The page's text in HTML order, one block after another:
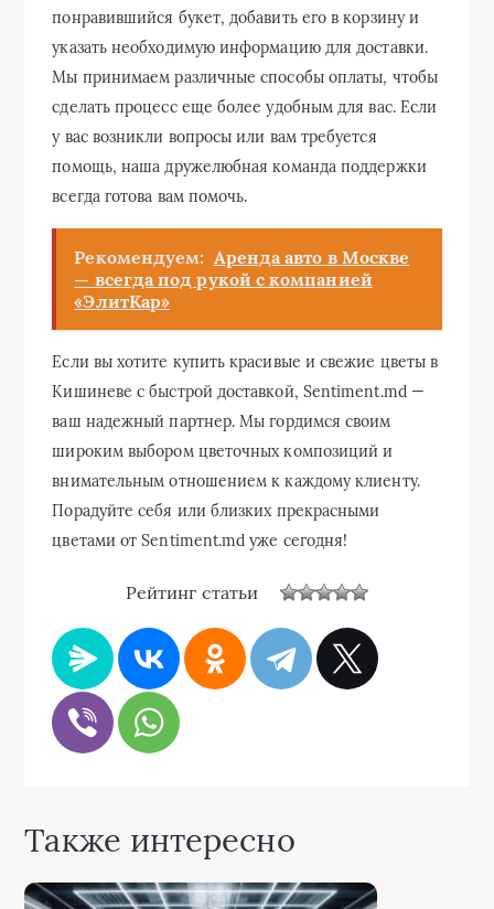
понравившийся букет, добавить его в корзину и
указать необходимую информацию для доставки.
Мы принимаем различные способы оплаты, чтобы
сделать процесс еще более удобным для вас. Если
у вас возникли вопросы или вам требуется
помощь, наша дружелюбная команда поддержки
всегда готова вам помочь.
Рекомендуем: Аренда авто в Москве
— всегда под рукой с компанией
«ЭлитКар»
Если вы хотите купить красивые и свежие цветы в
Кишиневе с быстрой доставкой, Sentiment.md —
ваш надежный партнер. Мы гордимся своим
широким выбором цветочных композиций и
внимательным отношением к каждому клиенту.
Порадуйте себя или близких прекрасными
цветами от Sentiment.md уже сегодня!
Рейтинг статьи
Также интересно